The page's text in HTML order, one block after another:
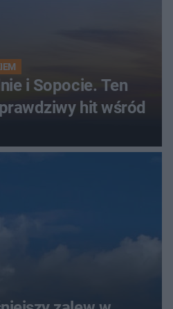
i Sopocie. Ten
hit wśród